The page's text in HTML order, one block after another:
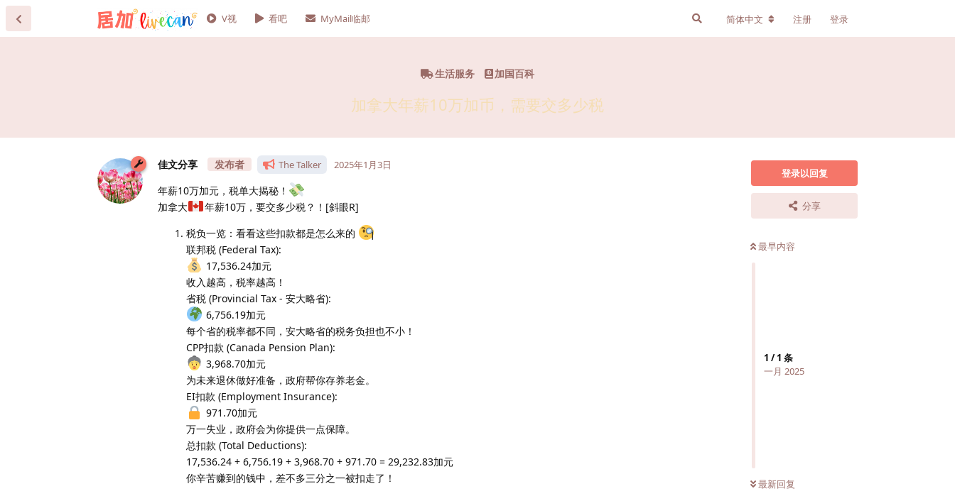
V视 看吧 MyMail临邮 简体中文 注册 登录
生活服务 加国百科
加拿大年薪10万加币，需要交多少税
登录以回复
分享
最早内容
1 /1 条
一月 2025
最新回复
佳文分享 The Talker 2025年1月3日
年薪10万加元，税单大揭秘！
加拿大
年薪10万，要交多少税？！[斜眼R]
税负一览：看看这些扣款都是怎么来的
联邦税 (Federal Tax):
17,536.24加元
收入越高，税率越高！
省税 (Provincial Tax - 安大略省):
6,756.19加元
每个省的税率都不同，安大略省的税务负担也不小！
CPP扣款 (Canada Pension Plan):
3,968.70加元
为未来退休做好准备，政府帮你存养老金。
EI扣款 (Employment Insurance):
971.70加元
万一失业，政府会为你提供一点保障。
总扣款 (Total Deductions):
17,536.24 + 6,756.19 + 3,968.70 + 971.70 = 29,232.83加元
你辛苦赚到的钱中，差不多三分之一被扣走了！